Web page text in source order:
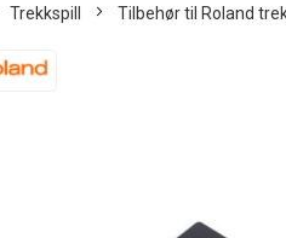
Trekkspill Tilbehør til Roland